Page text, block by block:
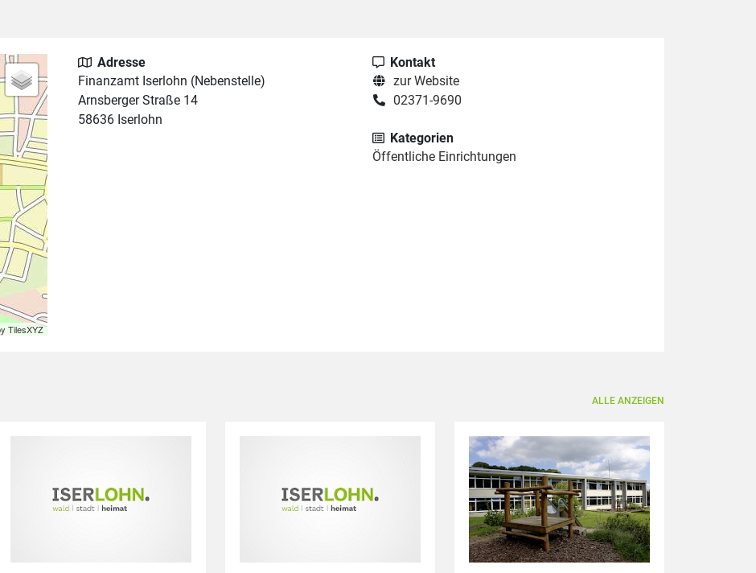
TilesXYZ
Adresse
Finanzamt Iserlohn (Nebenstelle)
Arnsberger Straße 14
58636 Iserlohn
Kontakt
zur Website
02371-9690
Kategorien
Öffentliche Einrichtungen
ALLE ANZEIGEN